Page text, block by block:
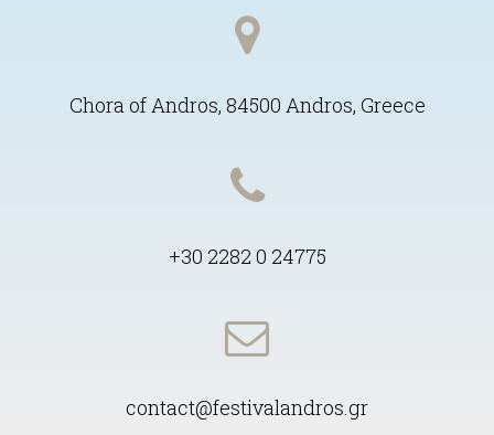
Chora of Andros, 84500 Andros, Greece
+30 2282 0 24775
contact@festivalandros.gr